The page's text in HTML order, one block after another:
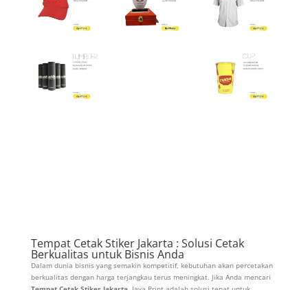
Tempat Cetak Stiker Jakarta : Solusi Cetak
Berkualitas untuk Bisnis Anda
Dalam dunia bisnis yang semakin kompetitif, kebutuhan akan percetakan
berkualitas dengan harga terjangkau terus meningkat. Jika Anda mencari